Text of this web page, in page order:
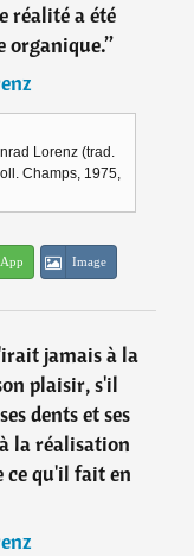
réalité a été
organique.”
Lorenz (trad.
Champs, 1975,
Image
jamais à la
plaisir, s'il
dents et ses
la réalisation
ce qu'il fait en